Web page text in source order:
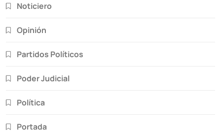
Noticiero
Opinión
Partidos Políticos
Poder Judicial
Política
Portada